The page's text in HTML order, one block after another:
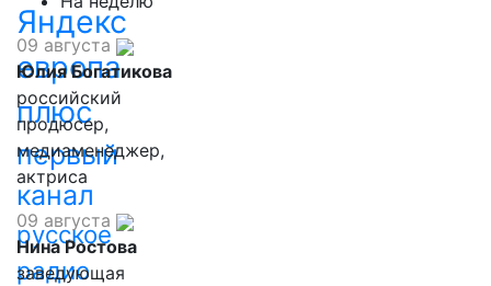
Яндекс
европа
плюс
первый
канал
русское
радио
09 августа
Юлия Богатикова
российский
продюсер,
медиаменеджер,
актриса
09 августа
Нина Ростова
заведующая